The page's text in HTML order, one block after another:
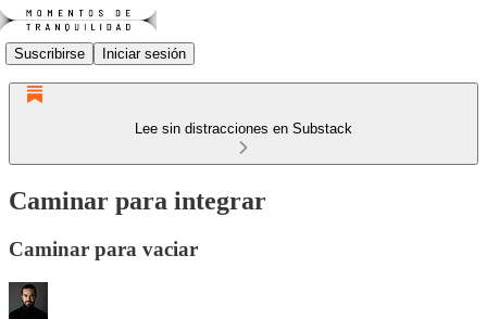
Suscribirse Iniciar sesión
Lee sin distracciones en Substack
Caminar para integrar
Caminar para vaciar